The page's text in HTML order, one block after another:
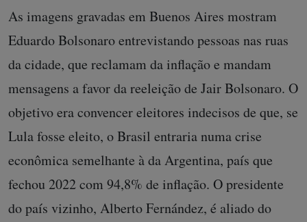
As imagens gravadas em Buenos Aires mostram
Eduardo Bolsonaro entrevistando pessoas nas ruas
da cidade, que reclamam da inflação e mandam
mensagens a favor da reeleição de Jair Bolsonaro. O
objetivo era convencer eleitores indecisos de que, se
Lula fosse eleito, o Brasil entraria numa crise
econômica semelhante à da Argentina, país que
fechou 2022 com 94,8% de inflação. O presidente
do país vizinho, Alberto Fernández, é aliado do